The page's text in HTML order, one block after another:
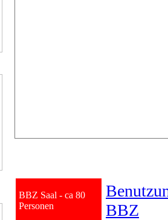
BBZ Saal - ca 80
Personen
BBZ